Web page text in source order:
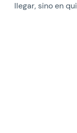
llegar, sino en